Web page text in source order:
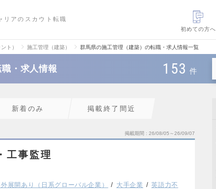
リアのスカウト転職
初めての方へ
ト） 施工管理（建築） 群馬県の施工管理（建築）の転職・求人情報一覧
・求人情報 153 件
新着のみ 掲載終了間近
掲載期間 26/08/05～26/09/07
工事監理
展開あり（日系グローバル企業） 大手企業
英語力不